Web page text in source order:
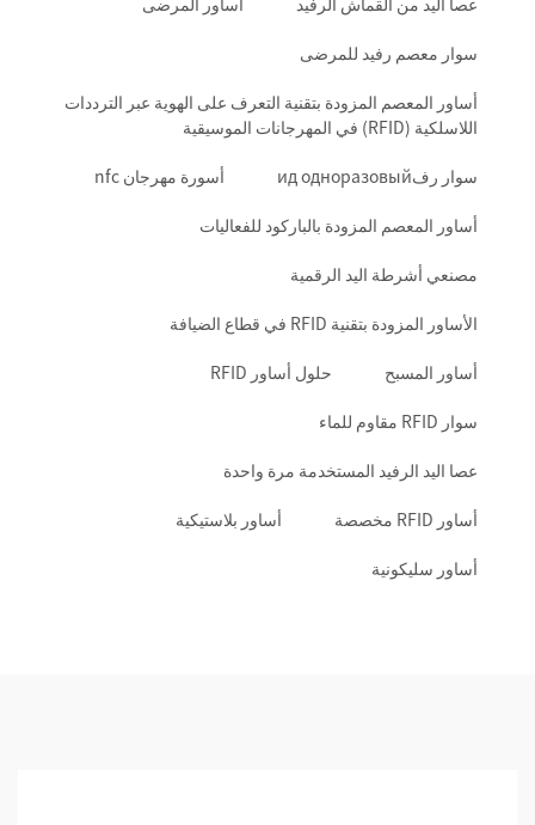
سوار معصم رفيد للمرضى
أساور المعصم المزودة بتقنية التعرف على الهوية عبر الترددات
اللاسلكية (RFID) في المهرجانات الموسيقية
سوار رفид одноразовый أسورة مهرجان nfc
أساور المعصم المزودة بالباركود للفعاليات
مصنعي أشرطة اليد الرقمية
الأساور المزودة بتقنية RFID في قطاع الضيافة
أساور المسبح حلول أساور RFID
سوار RFID مقاوم للماء
عصا اليد الرفيد المستخدمة مرة واحدة
أساور RFID مخصصة أساور بلاستيكية
أساور سليكونية